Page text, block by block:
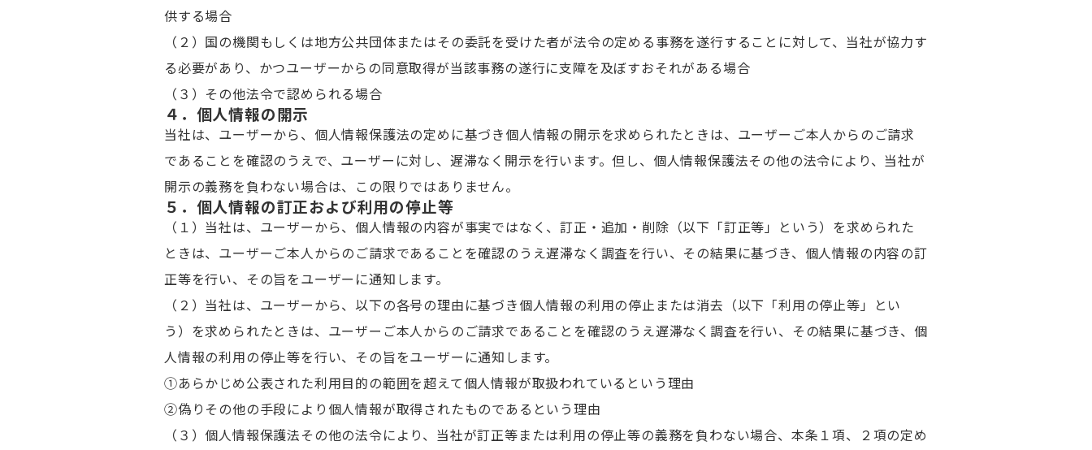
供する場合
（２）国の機関もしくは地方公共団体またはその委託を受けた者が法令の定める事務を遂行することに対して、当社が協力す
る必要があり、かつユーザーからの同意取得が当該事務の遂行に支障を及ぼすおそれがある場合
（３）その他法令で認められる場合
４．個人情報の開示
当社は、ユーザーから、個人情報保護法の定めに基づき個人情報の開示を求められたときは、ユーザーご本人からのご請求
であることを確認のうえで、ユーザーに対し、遅滞なく開示を行います。但し、個人情報保護法その他の法令により、当社が
開示の義務を負わない場合は、この限りではありません。
５．個人情報の訂正および利用の停止等
（１）当社は、ユーザーから、個人情報の内容が事実ではなく、訂正・追加・削除（以下「訂正等」という）を求められた
ときは、ユーザーご本人からのご請求であることを確認のうえ遅滞なく調査を行い、その結果に基づき、個人情報の内容の訂
正等を行い、その旨をユーザーに通知します。
（２）当社は、ユーザーから、以下の各号の理由に基づき個人情報の利用の停止または消去（以下「利用の停止等」とい
う）を求められたときは、ユーザーご本人からのご請求であることを確認のうえ遅滞なく調査を行い、その結果に基づき、個
人情報の利用の停止等を行い、その旨をユーザーに通知します。
①あらかじめ公表された利用目的の範囲を超えて個人情報が取扱われているという理由
②偽りその他の手段により個人情報が取得されたものであるという理由
（３）個人情報保護法その他の法令により、当社が訂正等または利用の停止等の義務を負わない場合、本条１項、２項の定め